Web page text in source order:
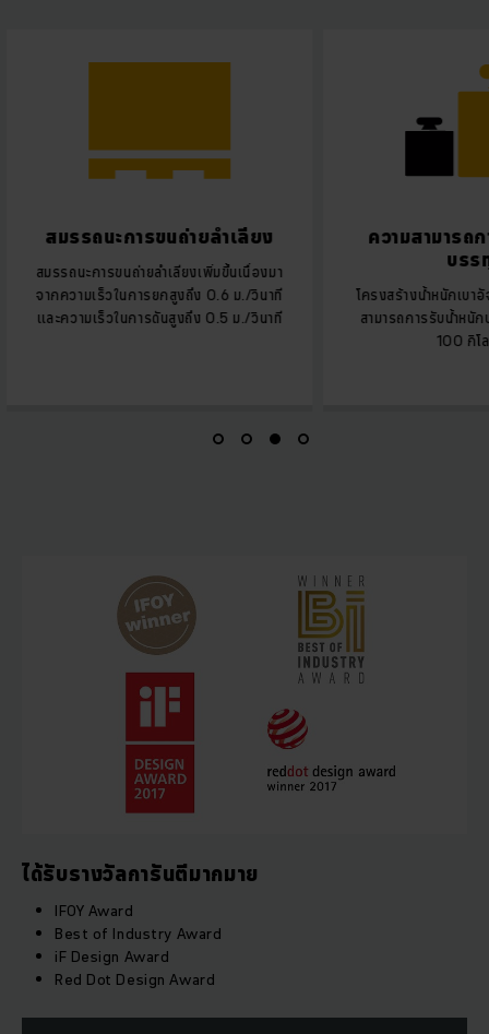
สมรรถนะการขนถ่ายลำเลียง
สมรรถนะการขนถ่ายลำเลียงเพิ่มขึ้นเนื่องมา
จากความเร็วในการยกสูงถึง 0.6 ม./วินาที
และความเร็วในการดันสูงถึง 0.5 ม./วินาที
ความสามารถ
บรร
โครงสร้างน้ำหนักเบา
สามารถการรับน้ำหนั
100 กิโ
ได้รับรางวัลการันตีมากมาย
IFOY Award
Best of Industry Award
iF Design Award
Red Dot Design Award